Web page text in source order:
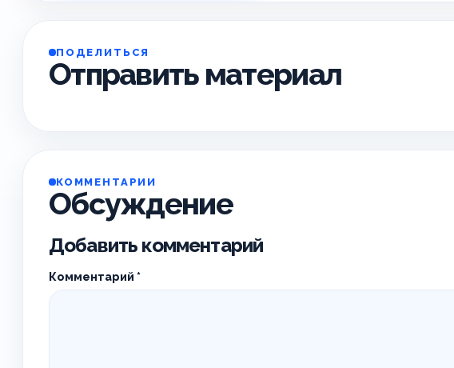
ПОДЕЛИТЬСЯ
Отправить материал
КОММЕНТАРИИ
Обсуждение
Добавить комментарий
Комментарий *